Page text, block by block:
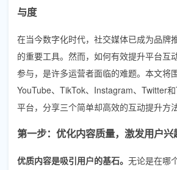
与度
在当今数字化时代，社交媒体已成为品牌
的重要工具。然而，如何有效提升平台互
参与，是许多运营者面临的难题。本文将
YouTube、TikTok、Instagram、Twitter
平台，分享三个简单却高效的互动提升方法
第一步：优化内容质量，激发用户兴
优质内容是吸引用户的基石。 无论是在哪